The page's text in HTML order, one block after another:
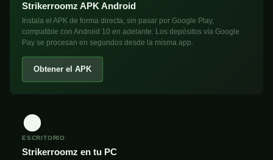
Strikerroomz APK Android
Instala el APK de forma directa, sin pasar por Google Play,
compatible con Android 10 en adelante. Los depósitos vía Google
Pay se procesan en segundos desde la misma app.
Obtener el APK
ESCRITORIO
Strikerroomz en tu PC